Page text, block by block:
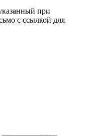
при
с ссылкой для